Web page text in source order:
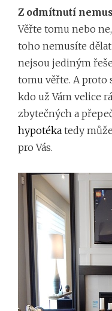
Z odmítnutí
Věřte tomu nebo
toho nemusíte
nejsou jediným
tomu věřte. A proto
kdo už Vám velice
zbytečných a
hypotéka tedy
pro Vás.